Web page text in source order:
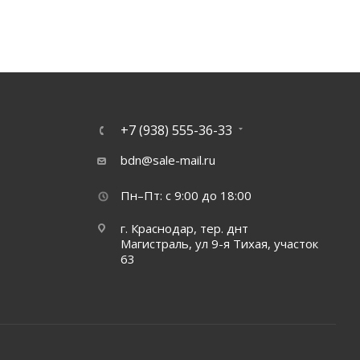
+7 (938) 555-36-33
bdn@sale-mail.ru
Пн–Пт: с 9:00 до 18:00
г. Краснодар, тер. днт
Магистраль, ул 9-я Тихая, участок
63